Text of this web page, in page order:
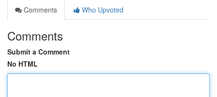
Comments
Who Upvoted
Comments
Submit a Comment
No HTML